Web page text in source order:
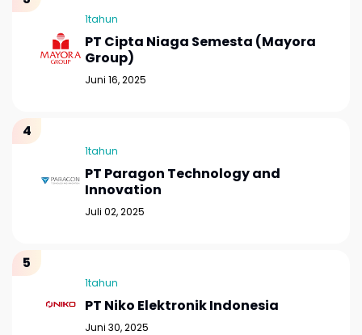
1tahun
PT Cipta Niaga Semesta (Mayora
Group)
Juni 16, 2025
1tahun
PT Paragon Technology and
Innovation
Juli 02, 2025
1tahun
PT Niko Elektronik Indonesia
Juni 30, 2025